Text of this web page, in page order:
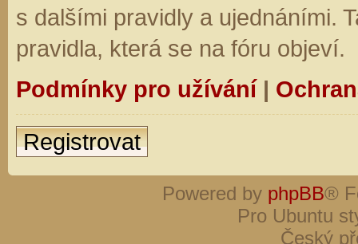
s dalšími pravidly a ujednáními.
pravidla, která se na fóru objeví.
Podmínky pro užívání|
Registrovat
Powered by phpBB®
Pro Ubuntu
Český